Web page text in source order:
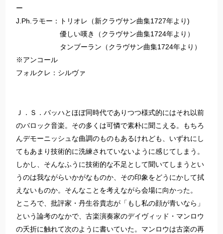
ー
J.Ph.ラモー：トリオレ（新クラヴサン曲集1727年より)
優しい嘆き（クラヴサン曲集1724年より）
タンブーラン（クラヴサン曲集1724年より）
※アンコール
フォルクレ：シルヴァ
Ｊ．Ｓ．バッハとほぼ同時代でありつつ様式的にはそれ以前
のバロック音楽。その多くは可憐で素朴に聞こえる。もちろ
んデモーニッシュな曲調のものもあるけれども、いずれにし
てもあまり技術的に洗練されていないように感じてしまう。
しかし、そんなふうに技術的な不足として聞いてしまうとい
うのは我ながらいかがなものか、その印象をどうにかして拭
えないものか。そんなことを考えながら会場に向かった。
ところで、批評家・丹生谷貴志が「もし私の顔が青いなら」
という論考のなかで、古楽演奏家のデイヴィッド・マンロウ
の夭折に触れて次のように書いていた。マンロウは古楽の再